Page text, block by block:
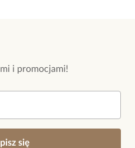
i promocjami!
się